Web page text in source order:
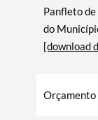
Panfleto
do
[download